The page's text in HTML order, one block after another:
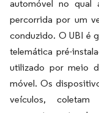
automóvel no qual
percorrida por um
conduzido. O UBI é
telemática pré-
utilizado por meio
móvel. Os
veículos,